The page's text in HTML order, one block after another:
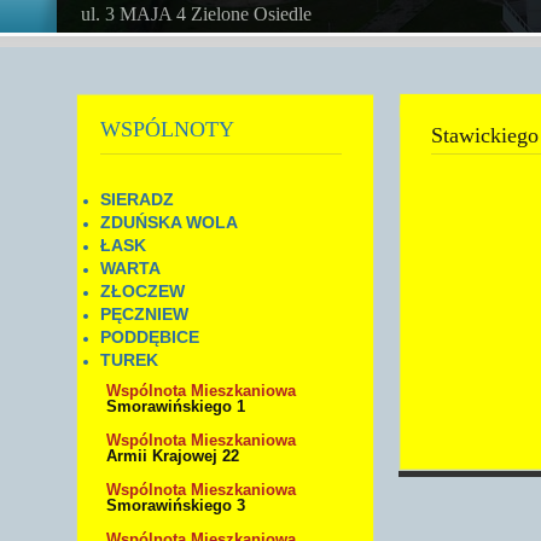
ul. 3 MAJA 4 Zielone Osiedle
WSPÓLNOTY
SIERADZ
ZDUŃSKA WOLA
ŁASK
WARTA
ZŁOCZEW
PĘCZNIEW
PODDĘBICE
TUREK
Wspólnota Mieszkaniowa
Smorawińskiego 1
Wspólnota Mieszkaniowa
Armii Krajowej 22
Wspólnota Mieszkaniowa
Smorawińskiego 3